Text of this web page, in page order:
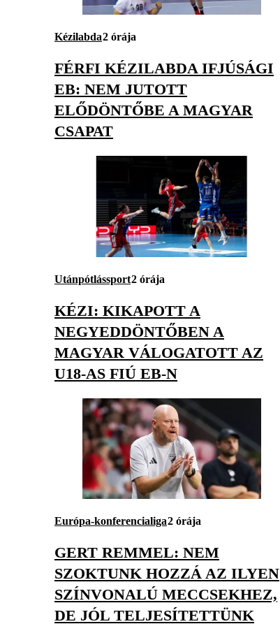
Kézilabda2 órája
FÉRFI KÉZILABDA IFJÚSÁGI
EB: NEM JUTOTT
ELŐDÖNTŐBE A MAGYAR
CSAPAT
Utánpótlássport2 órája
KÉZI: KIKAPOTT A
NEGYEDDÖNTŐBEN A
MAGYAR VÁLOGATOTT AZ
U18-AS FIÚ EB-N
Európa-konferencialiga2 órája
GERT REMMEL: NEM
SZOKTUNK HOZZÁ AZ ILYEN
SZÍNVONALÚ MECCSEKHEZ,
DE JÓL TELJESÍTETTÜNK